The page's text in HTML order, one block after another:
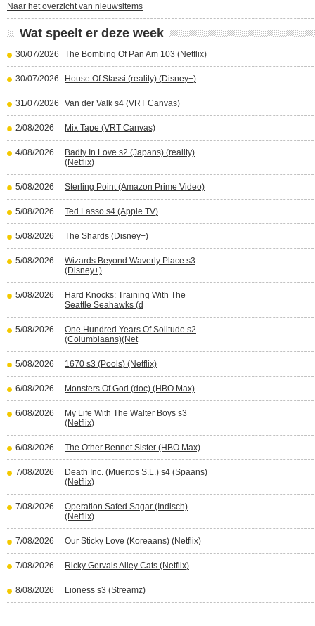
Naar het overzicht van nieuwsitems
Wat speelt er deze week
30/07/2026 The Bombing Of Pan Am 103 (Netflix)
30/07/2026 House Of Stassi (reality) (Disney+)
31/07/2026 Van der Valk s4 (VRT Canvas)
2/08/2026 Mix Tape (VRT Canvas)
4/08/2026
Badly In Love s2 (Japans) (reality)
(Netflix)
5/08/2026 Sterling Point (Amazon Prime Video)
5/08/2026 Ted Lasso s4 (Apple TV)
5/08/2026 The Shards (Disney+)
5/08/2026
Wizards Beyond Waverly Place s3
(Disney+)
5/08/2026
Hard Knocks: Training With The
Seattle Seahawks (d
5/08/2026
One Hundred Years Of Solitude s2
(Columbiaans)(Net
5/08/2026 1670 s3 (Pools) (Netflix)
6/08/2026 Monsters Of God (doc) (HBO Max)
6/08/2026
My Life With The Walter Boys s3
(Netflix)
6/08/2026 The Other Bennet Sister (HBO Max)
7/08/2026
Death Inc. (Muertos S.L.) s4 (Spaans)
(Netflix)
7/08/2026
Operation Safed Sagar (Indisch)
(Netflix)
7/08/2026 Our Sticky Love (Koreaans) (Netflix)
7/08/2026 Ricky Gervais Alley Cats (Netflix)
8/08/2026 Lioness s3 (Streamz)